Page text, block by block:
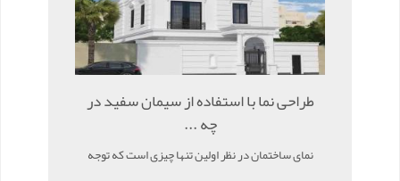
طراحی نما با استفاده از سیمان سفید در
چه ...
نمای ساختمان در نظر اولین تنها چیزی است که توجه